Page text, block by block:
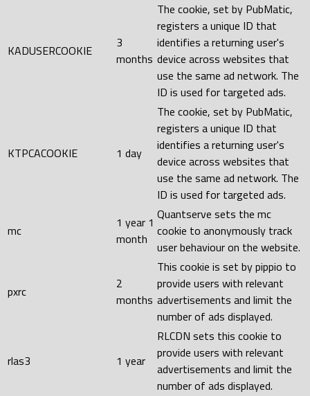
KADUSERCOOKIE
3
months
The cookie, set by PubMatic,
registers a unique ID that
identifies a returning user's
device across websites that
use the same ad network. The
ID is used for targeted ads.
KTPCACOOKIE 1 day
The cookie, set by PubMatic,
registers a unique ID that
identifies a returning user's
device across websites that
use the same ad network. The
ID is used for targeted ads.
mc
1 year 1
month
Quantserve sets the mc
cookie to anonymously track
user behaviour on the website.
pxrc
2
months
This cookie is set by pippio to
provide users with relevant
advertisements and limit the
number of ads displayed.
rlas3 1 year
RLCDN sets this cookie to
provide users with relevant
advertisements and limit the
number of ads displayed.